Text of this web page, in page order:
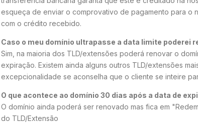
esqueça de enviar o comprovativo de pagamento para o
com o crédito recebido.
Caso o meu domínio ultrapasse a data limite poderei
Sim, na maioria dos TLD/extensões poderá renovar o
expiração. Existem ainda alguns outros TLD/extensões
excepcionalidade se aconselha que o cliente se inteire
O que acontece ao domínio 30 dias após a data de
O domínio ainda poderá ser renovado mas fica em
do TLD/Extensão